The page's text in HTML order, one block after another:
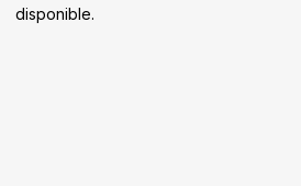
disponible.